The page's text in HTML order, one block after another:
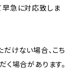
急に対応致しま
けない場合、こち
く場合があります。